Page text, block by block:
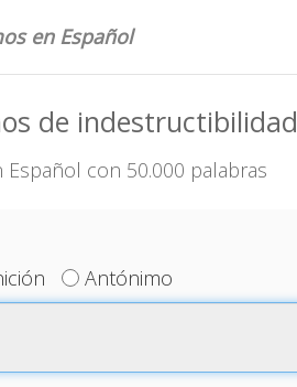
en Español
de indestructibilidad
Español con 50.000 palabras
Antónimo